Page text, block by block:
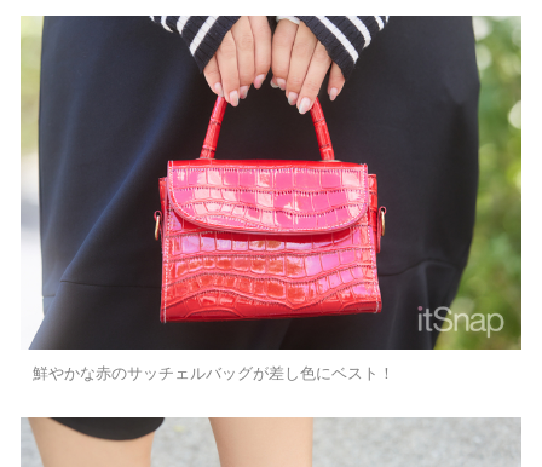
鮮やかな赤のサッチェルバッグが差し色にベスト！